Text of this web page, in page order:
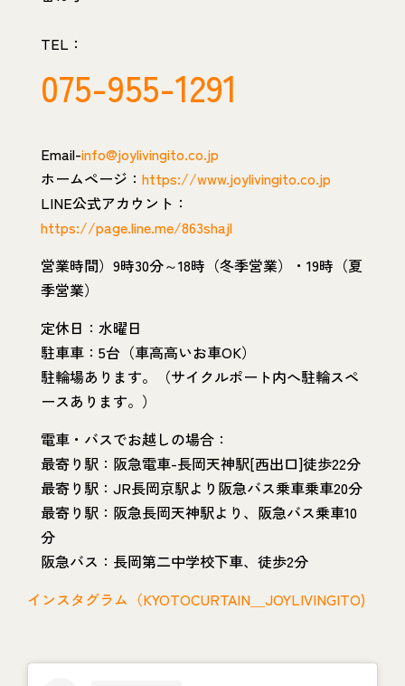
TEL：
075-955-1291
Email-info@joylivingito.co.jp
ホームページ： https://www.joylivingito.co.jp
LINE公式アカウント：
https://page.line.me/863shajl
営業時間）9時30分～18時（冬季営業）・19時（夏
季営業）
定休日：水曜日
駐車車：5台（車高高いお車OK）
駐輪場あります。（サイクルポート内へ駐輪スペ
ースあります。）
電車・バスでお越しの場合：
最寄り駅：阪急電車-長岡天神駅[西出口]徒歩22分
最寄り駅：JR長岡京駅より阪急バス乗車乗車20分
最寄り駅：阪急長岡天神駅より、阪急バス乗車10
分
阪急バス：長岡第二中学校下車、徒歩2分
インスタグラム（KYOTOCURTAIN＿JOYLIVINGITO)